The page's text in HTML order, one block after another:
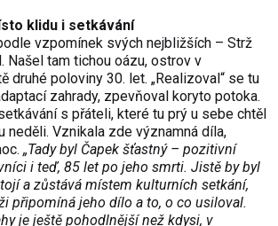
klidu i setkávání
vzpomínek svých nejbližších – Strž
Našel tam tichou oázu, ostrov v
druhé poloviny 30. let. „Realizoval“ se tu
zahrady, zpevňoval koryto potoka.
s přáteli, které tu prý u sebe chtěl
neděli. Vznikala zde významná díla,
„Tady byl Čapek šťastný – pozitivní
i teď, 85 let po jeho smrti. Jistě by byl
a zůstává místem kulturních setkání,
připomíná jeho dílo a to, o co usiloval.
je ještě pohodlnější než kdysi, v